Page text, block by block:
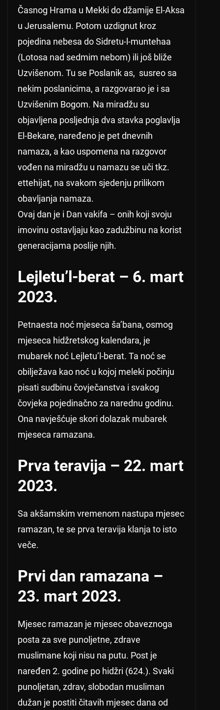
Časnog Hrama u Mekki do džamije El-Aksa
u Jerusalemu. Potom uzdignut kroz
pojedina nebesa do Sidretu-l-muntehaa
(Lotosa nad sedmim nebom) ili još bliže
Uzvišenom. Tu se Poslanik as, susreo sa
nekim poslanicima, a razgovarao je i sa
Uzvišenim Bogom. Na miradžu su
objavljena posljednja dva stavka poglavlja
El-Bekare, naređeno je pet dnevnih
namaza, a kao uspomena na razgovor
vođen na miradžu u namazu se uči tkz.
ettehijat, na svakom sjedenju prilikom
obavljanja namaza.
Ovaj dan je i Dan vakifa – onih koji svoju
imovinu ostavljaju kao zadužbinu na korist
generacijama poslije njih.
Lejletu’l-berat – 6. mart
2023.
Petnaesta noć mjeseca ša’bana, osmog
mjeseca hidžretskog kalendara, je
mubarek noć Lejletu’l-berat. Ta noć se
obilježava kao noć u kojoj meleki počinju
pisati sudbinu čovječanstva i svakog
čovjeka pojedinačno za narednu godinu.
Ona navješćuje skori dolazak mubarek
mjeseca ramazana.
Prva teravija – 22. mart
2023.
Sa akšamskim vremenom nastupa mjesec
ramazan, te se prva teravija klanja to isto
veče.
Prvi dan ramazana –
23. mart 2023.
Mjesec ramazan je mjesec obaveznoga
posta za sve punoljetne, zdrave
muslimane koji nisu na putu. Post je
naređen 2. godine po hidžri (624.). Svaki
punoljetan, zdrav, slobodan musliman
dužan je postiti čitavih mjesec dana od